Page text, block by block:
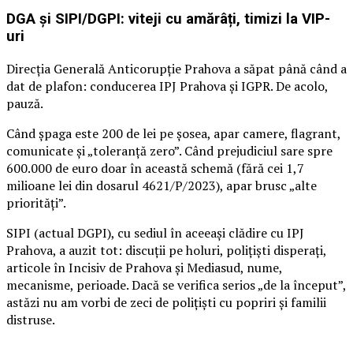
DGA și SIPI/DGPI: viteji cu amărâți, timizi la VIP-
uri
Direcția Generală Anticorupție Prahova a săpat până când a
dat de plafon: conducerea IPJ Prahova și IGPR. De acolo,
pauză.
Când șpaga este 200 de lei pe șosea, apar camere, flagrant,
comunicate și „toleranță zero”. Când prejudiciul sare spre
600.000 de euro doar în această schemă (fără cei 1,7
milioane lei din dosarul 4621/P/2023), apar brusc „alte
priorități”.
SIPI (actual DGPI), cu sediul în aceeași clădire cu IPJ
Prahova, a auzit tot: discuții pe holuri, polițiști disperați,
articole în Incisiv de Prahova și Mediasud, nume,
mecanisme, perioade. Dacă se verifica serios „de la început”,
astăzi nu am vorbi de zeci de polițiști cu popriri și familii
distruse.